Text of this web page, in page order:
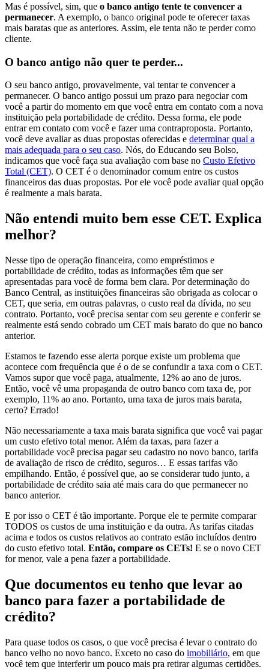
Mas é possível, sim, que o banco antigo tente te convencer a
permanecer. A exemplo, o banco original pode te oferecer taxas
mais baratas que as anteriores. Assim, ele tenta não te perder como
cliente.
O banco antigo não quer te perder...
O seu banco antigo, provavelmente, vai tentar te convencer a
permanecer. O banco antigo possui um prazo para negociar com
você a partir do momento em que você entra em contato com a nova
instituição pela portabilidade de crédito. Dessa forma, ele pode
entrar em contato com você e fazer uma contraproposta. Portanto,
você deve avaliar as duas propostas oferecidas e determinar qual a
mais adequada para o seu caso. Nós, do Educando seu Bolso,
indicamos que você faça sua avaliação com base no Custo Efetivo
Total (CET). O CET é o denominador comum entre os custos
financeiros das duas propostas. Por ele você pode avaliar qual opção
é realmente a mais barata.
Não entendi muito bem esse CET. Explica
melhor?
Nesse tipo de operação financeira, como empréstimos e
portabilidade de crédito, todas as informações têm que ser
apresentadas para você de forma bem clara. Por determinação do
Banco Central, as instituições financeiras são obrigada as colocar o
CET, que seria, em outras palavras, o custo real da dívida, no seu
contrato. Portanto, você precisa sentar com seu gerente e conferir se
realmente está sendo cobrado um CET mais barato do que no banco
anterior.
Estamos te fazendo esse alerta porque existe um problema que
acontece com frequência que é o de se confundir a taxa com o CET.
Vamos supor que você paga, atualmente, 12% ao ano de juros.
Então, você vê uma propaganda de outro banco com taxa de, por
exemplo, 11% ao ano. Portanto, uma taxa de juros mais barata,
certo? Errado!
Não necessariamente a taxa mais barata significa que você vai pagar
um custo efetivo total menor. Além da taxas, para fazer a
portabilidade você precisa pagar seu cadastro no novo banco, tarifa
de avaliação de risco de crédito, seguros… E essas tarifas vão
empilhando. Então, é possível que, ao se considerar tudo junto, a
portabilidade de crédito saia até mais cara do que permanecer no
banco anterior.
E por isso o CET é tão importante. Porque ele te permite comparar
TODOS os custos de uma instituição e da outra. As tarifas citadas
acima e todos os custos relativos ao contrato estão incluídos dentro
do custo efetivo total. Então, compare os CETs! E se o novo CET
for menor, vale a pena fazer a portabilidade.
Que documentos eu tenho que levar ao
banco para fazer a portabilidade de
crédito?
Para quase todos os casos, o que você precisa é levar o contrato do
banco velho no novo banco. Exceto no caso do imobiliário, em que
você tem que interferir um pouco mais pra retirar algumas certidões.